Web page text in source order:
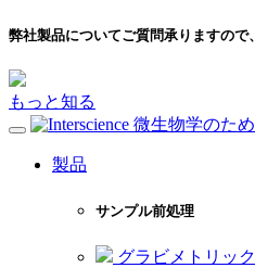
弊社製品についてご質問承りますので
もっと知る
微生物学のた
製品
サンプル前処理
グラビメトリッ